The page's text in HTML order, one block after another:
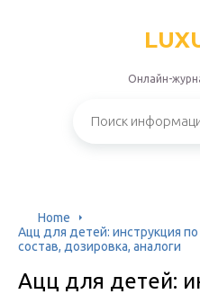
Онлайн-
Home
Ацц для детей: инструкция
состав, дозировка, аналоги
Ацц для детей: